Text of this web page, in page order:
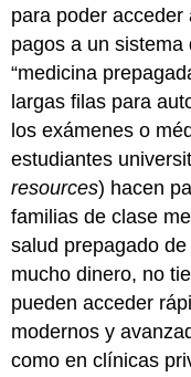
para poder
pagos a un
“medicina
largas filas para
los exámenes o
estudiantes
resources) hacen
familias de clase
salud prepagado
mucho dinero, no
pueden acceder
modernos y
como en clínicas